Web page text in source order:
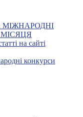
МІЖНАРОДНІ
на сайті
конкурси